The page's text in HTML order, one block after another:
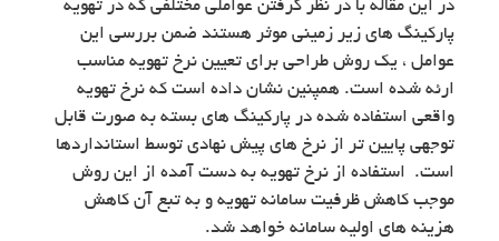
در این مقاله با در نظر گرفتن عواملی مختلفی که در تهویه
پارکینگ های زیر زمینی موثر هستند ضمن بررسی این
عوامل ، یک روش طراحی برای تعیین نرخ تهویه مناسب
ارئه شده است. همپنین نشان داده است که نرخ تهویه
واقعی استفاده شده در پارکینگ های بسته به صورت قابل
توجهی پایین تر از نرخ های پیش نهادی توسط استانداردها
است. استفاده از نرخ تهویه به دست آمده از این روش
موجب کاهش ظرفیت سامانه تهویه و به تبع آن کاهش
هزینه های اولیه سامانه خواهد شد.